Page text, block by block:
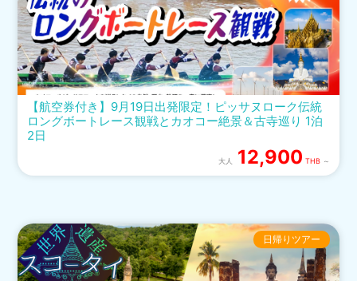
【航空券付き】9月19日出発限定！ピッサヌローク伝統
ロングボートレース観戦とカオコー絶景＆古寺巡り 1泊
2日
大人 12,900 THB ～
日帰りツアー